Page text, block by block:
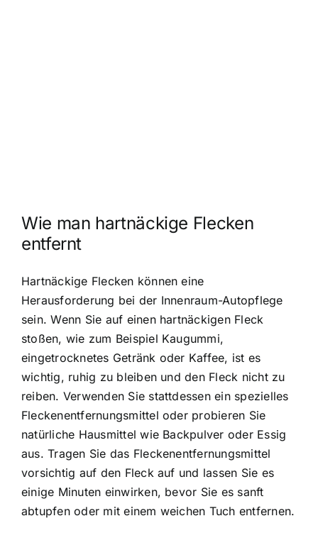
Wie man hartnäckige Flecken
entfernt
Hartnäckige Flecken können eine
Herausforderung bei der Innenraum-Autopflege
sein. Wenn Sie auf einen hartnäckigen Fleck
stoßen, wie zum Beispiel Kaugummi,
eingetrocknetes Getränk oder Kaffee, ist es
wichtig, ruhig zu bleiben und den Fleck nicht zu
reiben. Verwenden Sie stattdessen ein spezielles
Fleckenentfernungsmittel oder probieren Sie
natürliche Hausmittel wie Backpulver oder Essig
aus. Tragen Sie das Fleckenentfernungsmittel
vorsichtig auf den Fleck auf und lassen Sie es
einige Minuten einwirken, bevor Sie es sanft
abtupfen oder mit einem weichen Tuch entfernen.